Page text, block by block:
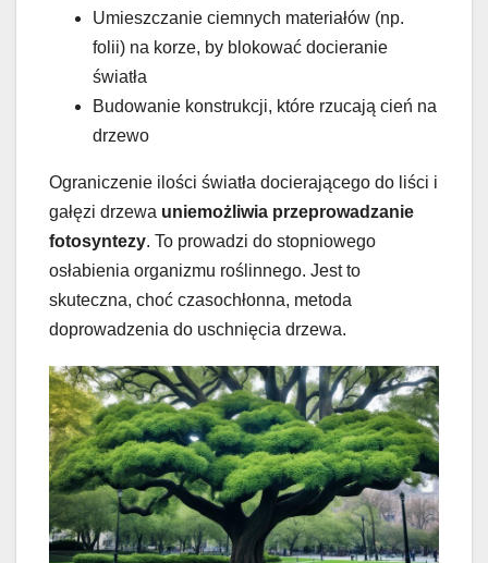
Umieszczanie ciemnych materiałów (np.
folii) na korze, by blokować docieranie
światła
Budowanie konstrukcji, które rzucają cień na
drzewo
Ograniczenie ilości światła docierającego do liści i
gałęzi drzewa uniemożliwia przeprowadzanie
fotosyntezy. To prowadzi do stopniowego
osłabienia organizmu roślinnego. Jest to
skuteczna, choć czasochłonna, metoda
doprowadzenia do uschnięcia drzewa.